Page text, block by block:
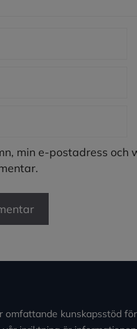
min e-postadress
omfattande kunskapsstöd